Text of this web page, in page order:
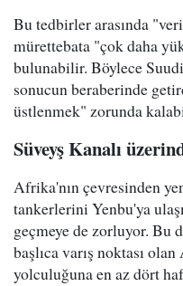
Bu tedbirler arasında
mürettebata "çok daha
bulunabilir. Böylece
sonucun beraberinde
üstlenmek" zorunda
Süveyş Kanalı
Afrika'nın çevresinden
tankerlerini Yenbu'ya
geçmeye de zorluyor. Bu
başlıca varış noktası
yolculuğuna en az dört